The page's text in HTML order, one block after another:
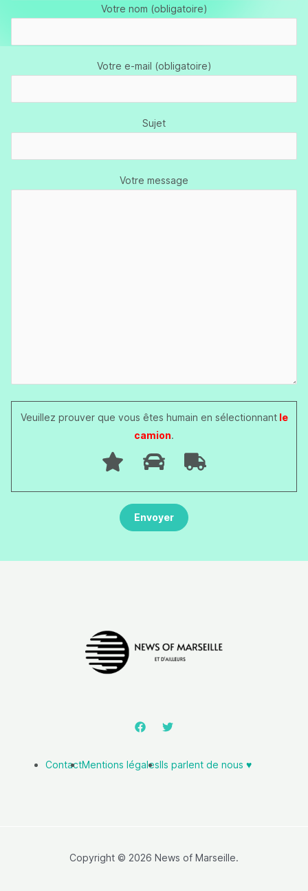
Votre nom (obligatoire)
Votre e-mail (obligatoire)
Sujet
Votre message
Veuillez prouver que vous êtes humain en sélectionnantle
camion.
ContactMentions légalesIls parlent de nous ♥️
Copyright © 2026 News of Marseille.